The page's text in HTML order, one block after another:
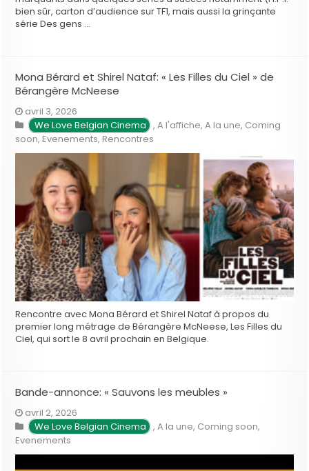
bien sûr, carton d’audience sur TF1, mais aussi la grinçante
série Des gens …
Mona Bérard et Shirel Nataf: « Les Filles du Ciel » de
Bérangère McNeese
avril 3, 2026
We Love Belgian Cinema ,A l'affiche,A la une, Coming
soon, Evenements, Rencontres
Rencontre avec Mona Bérard et Shirel Nataf à propos du
premier long métrage de Bérangère McNeese, Les Filles du
Ciel, qui sort le 8 avril prochain en Belgique.
Bande-annonce: « Sauvons les meubles »
avril 2, 2026
We Love Belgian Cinema ,A la une, Coming soon,
Evenements